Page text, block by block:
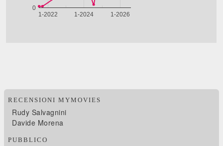
RECENSIONI MYMOVIES
Rudy Salvagnini
Davide Morena
PUBBLICO